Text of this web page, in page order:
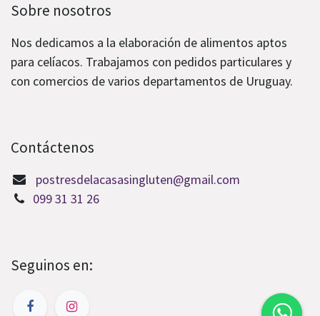
Sobre nosotros
Nos dedicamos a la elaboración de alimentos aptos
para celíacos. Trabajamos con pedidos particulares y
con comercios de varios departamentos de Uruguay.
Contáctenos
postresdelacasasingluten@gmail.com
099 31 31 26
Seguinos en: